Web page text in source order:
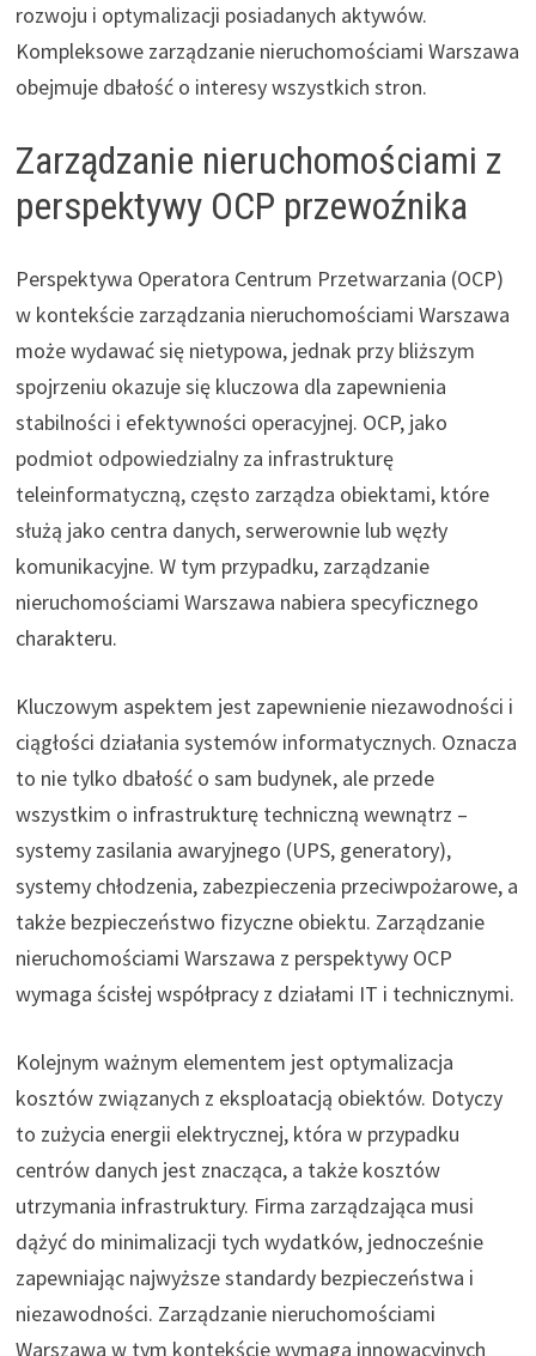
rozwoju i optymalizacji posiadanych aktywów.
Kompleksowe zarządzanie nieruchomościami Warszawa
obejmuje dbałość o interesy wszystkich stron.
Zarządzanie nieruchomościami z
perspektywy OCP przewoźnika
Perspektywa Operatora Centrum Przetwarzania (OCP)
w kontekście zarządzania nieruchomościami Warszawa
może wydawać się nietypowa, jednak przy bliższym
spojrzeniu okazuje się kluczowa dla zapewnienia
stabilności i efektywności operacyjnej. OCP, jako
podmiot odpowiedzialny za infrastrukturę
teleinformatyczną, często zarządza obiektami, które
służą jako centra danych, serwerownie lub węzły
komunikacyjne. W tym przypadku, zarządzanie
nieruchomościami Warszawa nabiera specyficznego
charakteru.
Kluczowym aspektem jest zapewnienie niezawodności i
ciągłości działania systemów informatycznych. Oznacza
to nie tylko dbałość o sam budynek, ale przede
wszystkim o infrastrukturę techniczną wewnątrz –
systemy zasilania awaryjnego (UPS, generatory),
systemy chłodzenia, zabezpieczenia przeciwpożarowe, a
także bezpieczeństwo fizyczne obiektu. Zarządzanie
nieruchomościami Warszawa z perspektywy OCP
wymaga ścisłej współpracy z działami IT i technicznymi.
Kolejnym ważnym elementem jest optymalizacja
kosztów związanych z eksploatacją obiektów. Dotyczy
to zużycia energii elektrycznej, która w przypadku
centrów danych jest znacząca, a także kosztów
utrzymania infrastruktury. Firma zarządzająca musi
dążyć do minimalizacji tych wydatków, jednocześnie
zapewniając najwyższe standardy bezpieczeństwa i
niezawodności. Zarządzanie nieruchomościami
Warszawa w tym kontekście wymaga innowacyjnych